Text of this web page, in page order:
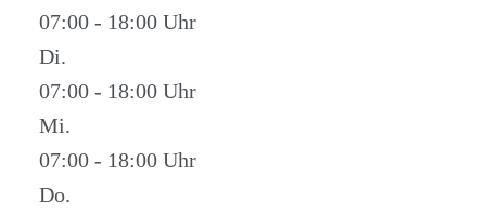
07:00 - 18:00
Di.
07:00 - 18:00
Mi.
07:00 - 18:00
Do.